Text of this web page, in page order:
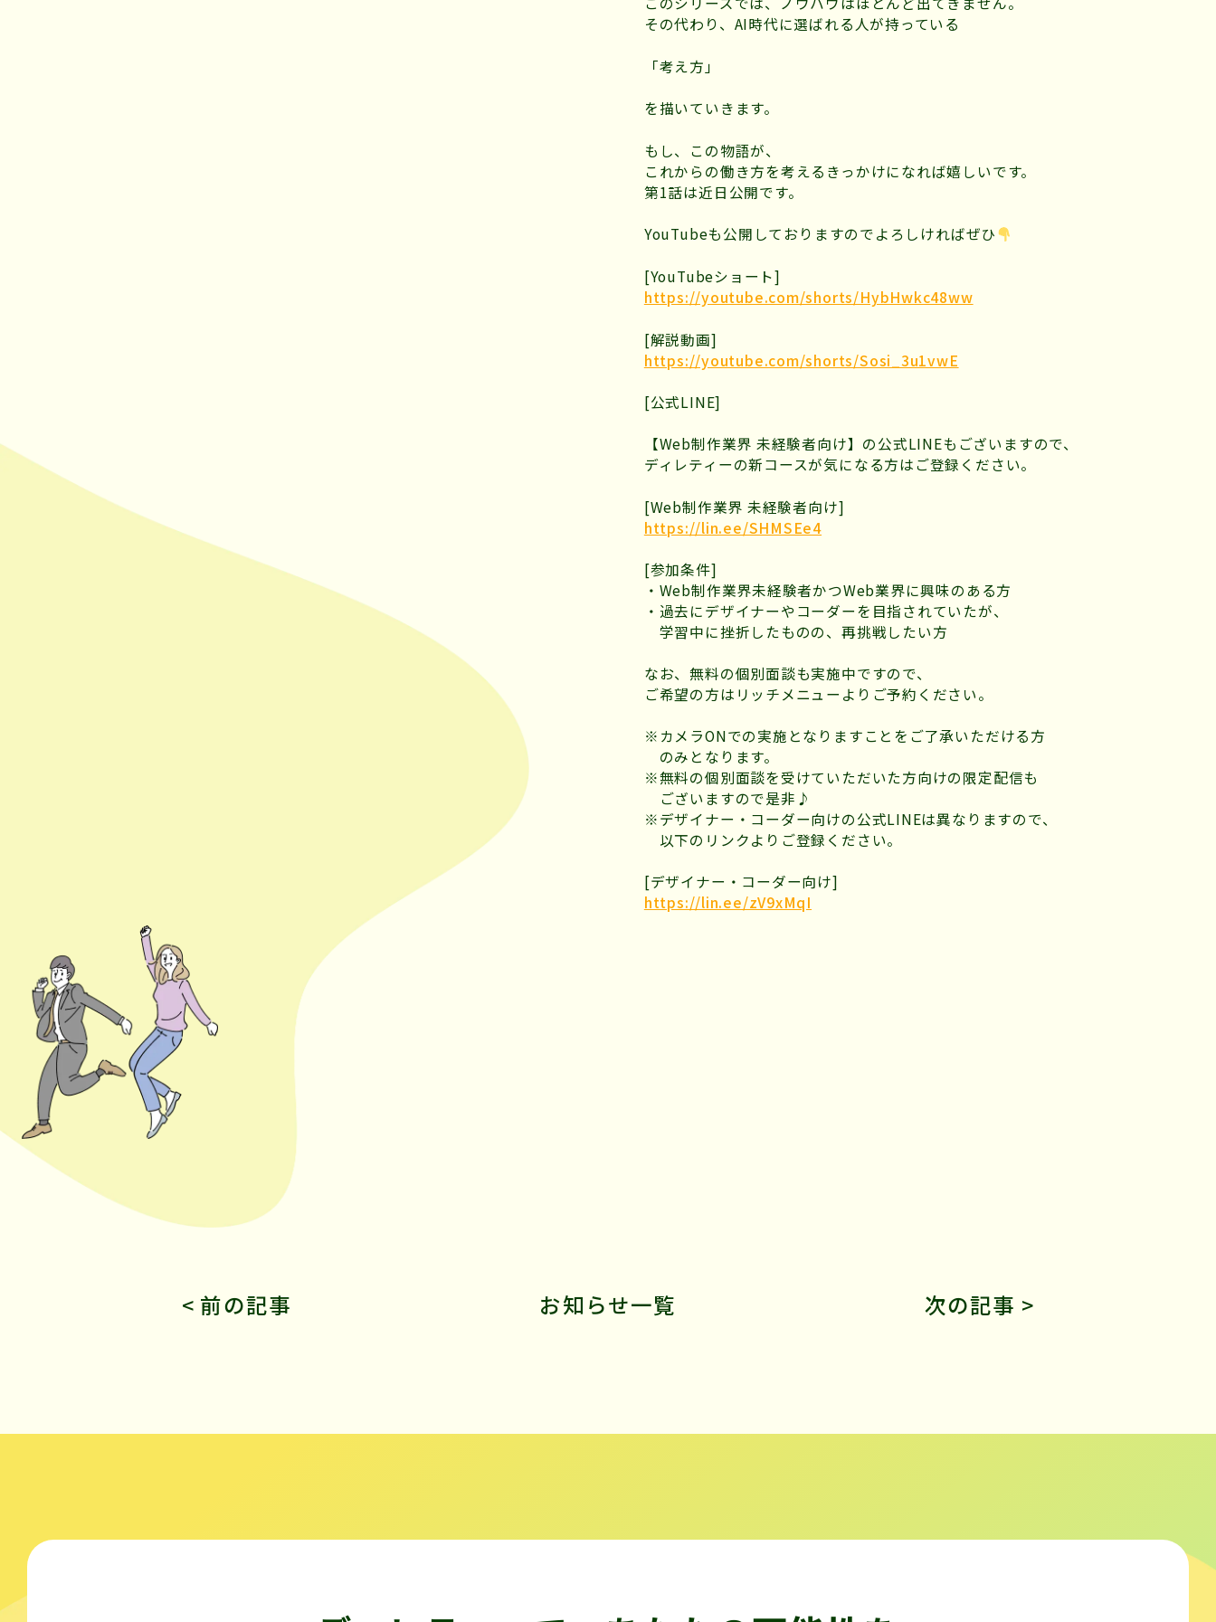
その代わり、AI時代に選ばれる人が持っている
「考え方」
を描いていきます。
もし、この物語が、
これからの働き方を考えるきっかけになれば嬉しいです。
第1話は近日公開です。
YouTubeも公開しておりますのでよろしければぜひ
[YouTubeショート]
https://youtube.com/shorts/HybHwkc48ww
[解説動画]
https://youtube.com/shorts/Sosi_3u1vwE
[公式LINE]
【Web制作業界 未経験者向け】の公式LINEもございますので、
ディレティーの新コースが気になる方はご登録ください。
[Web制作業界 未経験者向け]
https://lin.ee/SHMSEe4
[参加条件]
・Web制作業界未経験者かつWeb業界に興味のある方
・過去にデザイナーやコーダーを目指されていたが、
学習中に挫折したものの、再挑戦したい方
なお、無料の個別面談も実施中ですので、
ご希望の方はリッチメニューよりご予約ください。
※カメラONでの実施となりますことをご了承いただける方
のみとなります。
※無料の個別面談を受けていただいた方向けの限定配信も
ございますので是非♪
※デザイナー・コーダー向けの公式LINEは異なりますので、
以下のリンクよりご登録ください。
[デザイナー・コーダー向け]
https://lin.ee/zV9xMqI
< 前の記事 お知らせ一覧 次の記事 >